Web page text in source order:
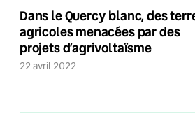
Dans le Quercy blanc, des
agricoles menacées par des
projets d’agrivoltaïsme
22 avril 2022